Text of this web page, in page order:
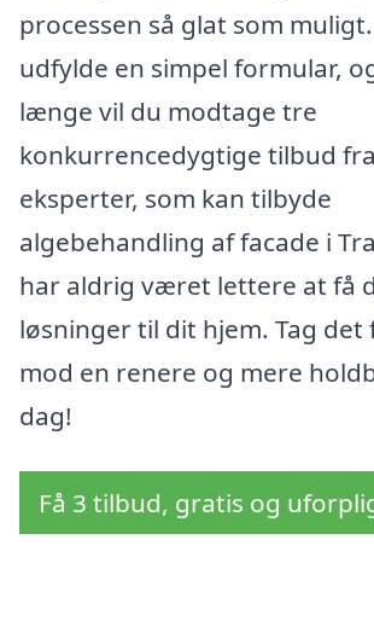
processen så glat som
udfylde en simpel formular,
længe vil du modtage tre
konkurrencedygtige tilbud
eksperter, som kan tilbyde
algebehandling af facade i
har aldrig været lettere at få
løsninger til dit hjem. Tag
mod en renere og mere
dag!
Få 3 tilbud, gratis og